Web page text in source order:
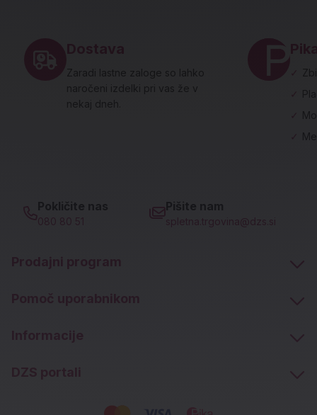
Dostava
Zaradi lastne zaloge so lahko
naročeni izdelki pri vas že v
nekaj dneh.
Pokličite nas
080 80 51
Pišite nam
spletna.trgovina@dzs.si
Prodajni program
Pomoč uporabnikom
Informacije
DZS portali